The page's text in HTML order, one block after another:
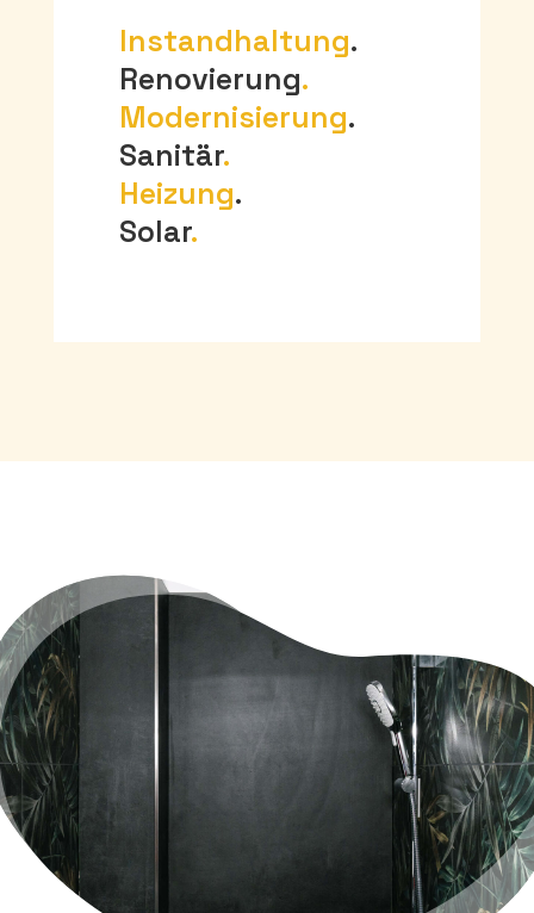
Instandhaltung.
Renovierung.
Modernisierung.
Sanitär.
Heizung.
Solar.